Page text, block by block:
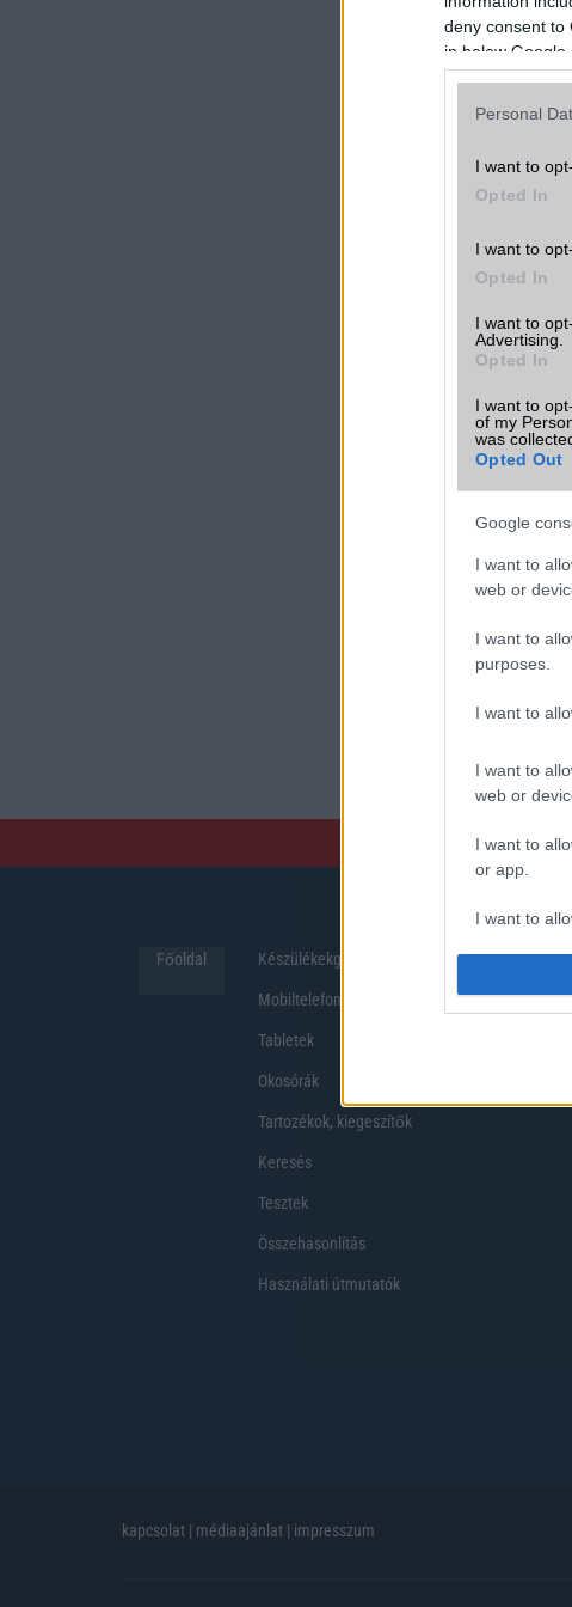
deny consent to
in below Google
Personal
I want to
Opted In
I want to
Opted In
I want to
Advertising.
Opted In
I want to
of my
was
Opted Out
Google
I want to
web or
I want to
purposes.
I want to
I want to
web or
I want to
or app.
I want to
I want to
Főoldal Készülékekguru
Mobiltelefonok
Tabletek
Okosórák
Tartozékok, kiegeszítők
Keresés
Tesztek
Összehasonlítás
Használati útmutatók
Hirek
kapcsolat | médiaajánlat | impresszum